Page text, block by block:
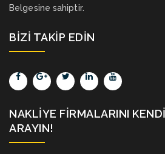
Belgesine sahiptir.
BIZI TAKIP EDIN
NAKLIYE FIRMALARINI
ARAYIN!